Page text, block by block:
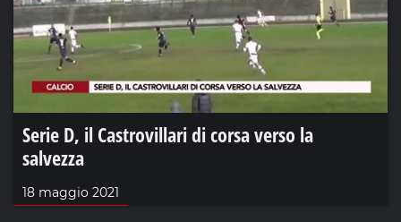
Serie D, il Castrovillari di corsa verso la
salvezza
18 maggio 2021